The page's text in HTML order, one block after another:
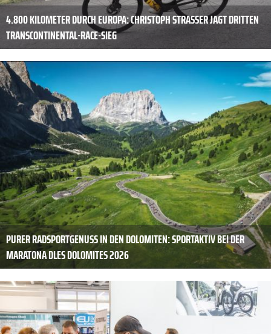
4.800 KILOMETER DURCH EUROPA: CHRISTOPH STRASSER JAGT DRITTEN
TRANSCONTINENTAL-RACE-SIEG
PURER RADSPORTGENUSS IN DEN DOLOMITEN: SPORTAKTIV BEI DER
MARATONA DLES DOLOMITES 2026